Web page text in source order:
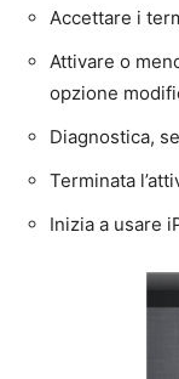
Accettare i
Attivare o
opzione
Diagnostica,
Terminata
Inizia a usare